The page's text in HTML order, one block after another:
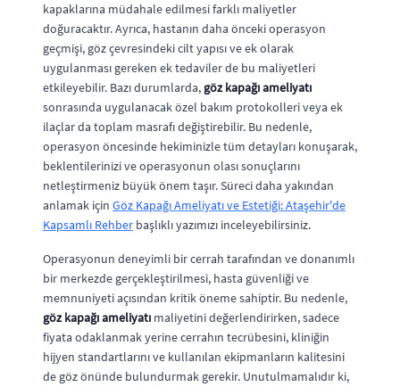
kapaklarına müdahale edilmesi farklı maliyetler
doğuracaktır. Ayrıca, hastanın daha önceki operasyon
geçmişi, göz çevresindeki cilt yapısı ve ek olarak
uygulanması gereken ek tedaviler de bu maliyetleri
etkileyebilir. Bazı durumlarda, göz kapağı ameliyatı
sonrasında uygulanacak özel bakım protokolleri veya ek
ilaçlar da toplam masrafı değiştirebilir. Bu nedenle,
operasyon öncesinde hekiminizle tüm detayları konuşarak,
beklentilerinizi ve operasyonun olası sonuçlarını
netleştirmeniz büyük önem taşır. Süreci daha yakından
anlamak için Göz Kapağı Ameliyatı ve Estetiği: Ataşehir'de
Kapsamlı Rehber başlıklı yazımızı inceleyebilirsiniz.
Operasyonun deneyimli bir cerrah tarafından ve donanımlı
bir merkezde gerçekleştirilmesi, hasta güvenliği ve
memnuniyeti açısından kritik öneme sahiptir. Bu nedenle,
göz kapağı ameliyatı maliyetini değerlendirirken, sadece
fiyata odaklanmak yerine cerrahın tecrübesini, kliniğin
hijyen standartlarını ve kullanılan ekipmanların kalitesini
de göz önünde bulundurmak gerekir. Unutulmamalıdır ki,